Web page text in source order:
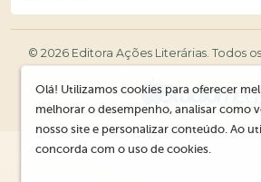
© 2026 Editora Ações Literárias. Todos
Olá! Utilizamos cookies para oferecer
melhorar o desempenho, analisar como
nosso site e personalizar conteúdo. Ao
concorda com o uso de cookies.